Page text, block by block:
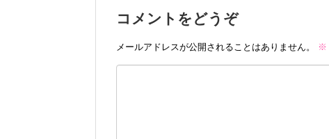
コメントをどうぞ
メールアドレスが公開されることはありません。 ※